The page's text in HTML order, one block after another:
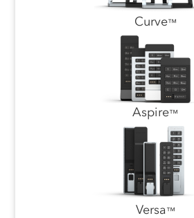
Curve™
Aspire™
Versa™